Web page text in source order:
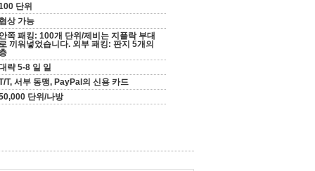
단위
협상 가능
안쪽 패킹: 100개 단위/제비는 지플락 부대
로 끼워넣었습니다. 외부 패킹: 판지 5개의
층
략 5-8 일 일
T, 서부 동맹, PayPal의 신용 카드
단위/나방